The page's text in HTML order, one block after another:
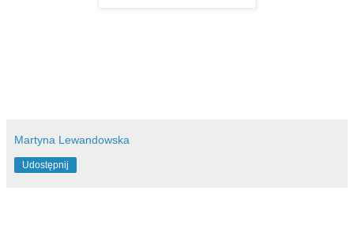
Martyna Lewandowska
Udostępnij